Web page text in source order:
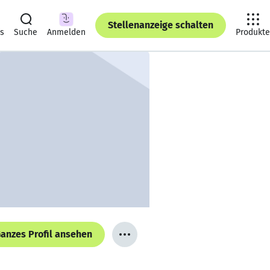
Suche Anmelden
Stellenanzeige schalten
Produkte
Profil ansehen